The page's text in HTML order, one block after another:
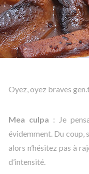
Oyez, oyez braves
Mea culpa : Je
évidemment. Du coup,
alors n’hésitez pas à
d’intensité.